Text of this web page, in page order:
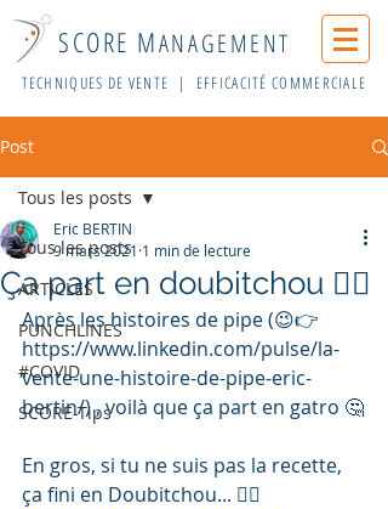
SCORE MANAGEMENT
TECHNIQUES DE VENTE | EFFICACITÉ COMMERCIALE
Post
Tous les posts
ARTICLES
PUNCHLINES
#COVID
SCORE-Tips
Tous les posts
Ça part en doubitchou 🤦‍♂️
Eric BERTIN
9 mars 2021 1 min de lecture
Après les histoires de pipe (😉👉
https://www.linkedin.com/pulse/la-
vente-une-histoire-de-pipe-eric-
bertin/) , voilà que ça part en gatro 🤔
En gros, si tu ne suis pas la recette,
ça fini en Doubitchou... 🤷‍♂️